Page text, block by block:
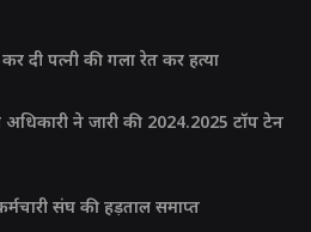
दी पत्नी की गला रेत कर हत्या
अधिकारी ने जारी की 2024.2025 टॉप टेन
संघ की हड़ताल समाप्त